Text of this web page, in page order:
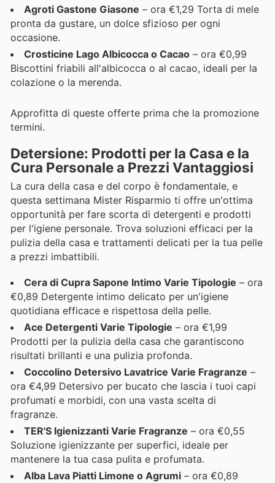
Agroti Gastone Giasone – ora €1,29 Torta di mele
pronta da gustare, un dolce sfizioso per ogni
occasione.
Crosticine Lago Albicocca o Cacao – ora €0,99
Biscottini friabili all'albicocca o al cacao, ideali per la
colazione o la merenda.
Approfitta di queste offerte prima che la promozione
termini.
Detersione: Prodotti per la Casa e la
Cura Personale a Prezzi Vantaggiosi
La cura della casa e del corpo è fondamentale, e
questa settimana Mister Risparmio ti offre un'ottima
opportunità per fare scorta di detergenti e prodotti
per l'igiene personale. Trova soluzioni efficaci per la
pulizia della casa e trattamenti delicati per la tua pelle
a prezzi imbattibili.
Cera di Cupra Sapone Intimo Varie Tipologie – ora
€0,89 Detergente intimo delicato per un'igiene
quotidiana efficace e rispettosa della pelle.
Ace Detergenti Varie Tipologie – ora €1,99
Prodotti per la pulizia della casa che garantiscono
risultati brillanti e una pulizia profonda.
Coccolino Detersivo Lavatrice Varie Fragranze –
ora €4,99 Detersivo per bucato che lascia i tuoi capi
profumati e morbidi, con una vasta scelta di
fragranze.
TER'S Igienizzanti Varie Fragranze – ora €0,55
Soluzione igienizzante per superfici, ideale per
mantenere la tua casa pulita e profumata.
Alba Lava Piatti Limone o Agrumi – ora €0,89